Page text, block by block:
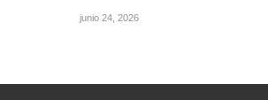
junio 24, 2026